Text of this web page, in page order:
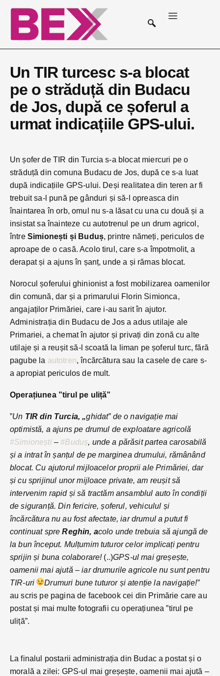
Un TIR turcesc s-a blocat
pe o străduță din Budacu
de Jos, după ce șoferul a
urmat indicațiile GPS-ului.
Un șofer de TIR din Turcia s-a blocat miercuri pe o
străduță din comuna Budacu de Jos, după ce s-a luat
după indicațiile GPS-ului. Deși realitatea din teren ar fi
trebuit sa-l pună pe gânduri și să-l opreasca din
înaintarea în orb, omul nu s-a lăsat cu una cu două și a
insistat sa înainteze cu autotrenul pe un drum agricol,
între Simionești și Buduș, printre nămeți, periculos de
aproape de o casă. Acolo tirul, care s-a împotmolit, a
derapat și a ajuns în șanț, unde a și rămas blocat.
Norocul șoferului ghinionist a fost mobilizarea oamenilor
din comună, dar și a primarului Florin Simionca,
angajaților Primăriei, care i-au sarit în ajutor.
Administrația din Budacu de Jos a adus utilaje ale
Primariei, a chemat în ajutor și privați din zonă cu alte
utilaje și a reușit să-l scoată la liman pe șoferul turc, fără
pagube la autotren, încărcătura sau la casele de care s-
a apropiat periculos de mult.
Operațiunea ”tirul pe uliță”
”Un TIR din Turcia, „ghidat” de o navigație mai
optimistă, a ajuns pe drumul de exploatare agricolă
#Simionești–#Buduș, unde a părăsit partea carosabilă
și a intrat în șanțul de pe marginea drumului, rămânând
blocat. Cu ajutorul mijloacelor proprii ale Primăriei, dar
și cu sprijinul unor mijloace private, am reușit să
intervenim rapid și să tractăm ansamblul auto în condiții
de siguranță. Din fericire, șoferul, vehiculul și
încărcătura nu au fost afectate, iar drumul a putut fi
continuat spre Reghin, acolo unde trebuia să ajungă de
la bun început. Mulțumim tuturor celor implicați pentru
sprijin și buna colaborare!(..)GPS-ul mai greșește,
oamenii mai ajută – iar drumurile agricole nu sunt pentru
TIR-uri
Drumuri bune tuturor și atenție la navigație!”
au scris pe pagina de facebook cei din Primărie care au
postat și mai multe fotografii cu operațiunea ”tirul pe
uliță”.
La finalul postarii administrația din Budac a postat și o
morală a zilei: GPS-ul mai greșește, oamenii mai ajută –